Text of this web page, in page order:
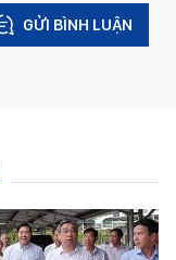
GỬI BÌNH LUẬN